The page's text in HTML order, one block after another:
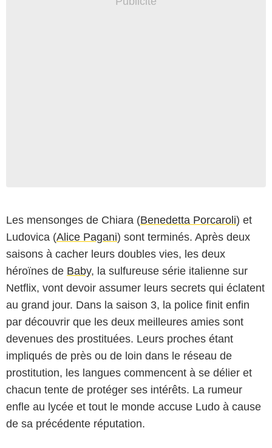
Les mensonges de Chiara (Benedetta Porcaroli) et
Ludovica (Alice Pagani) sont terminés. Après deux
saisons à cacher leurs doubles vies, les deux
héroïnes de Baby, la sulfureuse série italienne sur
Netflix, vont devoir assumer leurs secrets qui éclatent
au grand jour. Dans la saison 3, la police finit enfin
par découvrir que les deux meilleures amies sont
devenues des prostituées. Leurs proches étant
impliqués de près ou de loin dans le réseau de
prostitution, les langues commencent à se délier et
chacun tente de protéger ses intérêts. La rumeur
enfle au lycée et tout le monde accuse Ludo à cause
de sa précédente réputation.